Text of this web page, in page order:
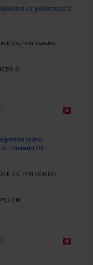
uz početnica iz
broj ministarstva:
10,50 €
radna
1. razredu OŠ
broj ministarstva:
26,24 €